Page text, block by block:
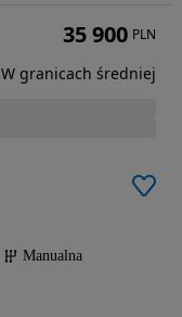
Manualna
35 900 PLN
W granicach średniej